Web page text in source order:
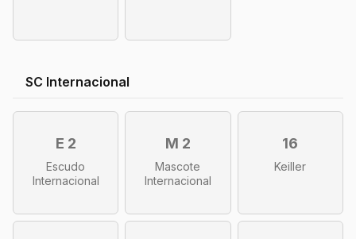
SC Internacional
E 2
Escudo
Internacional
M 2
Mascote
Internacional
16
Keiller